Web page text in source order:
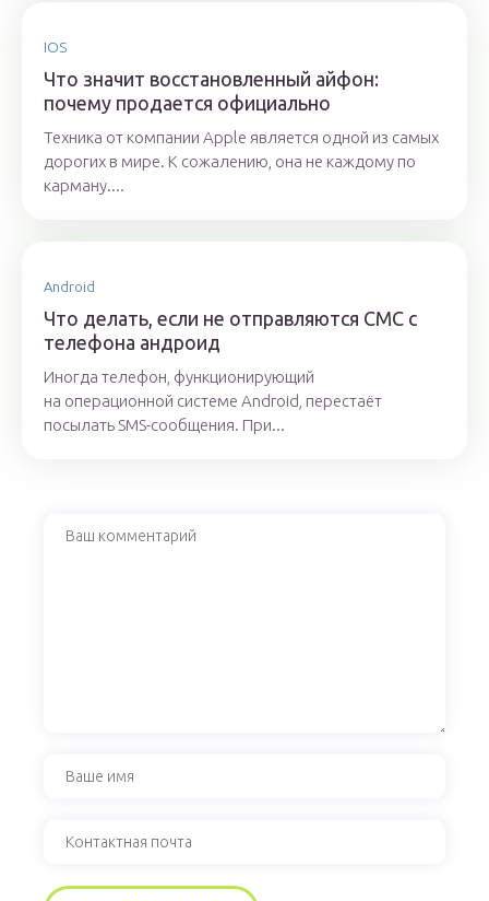
IOS
Что значит восстановленный айфон:
почему продается официально
Техника от компании Apple является одной из самых
дорогих в мире. К сожалению, она не каждому по
карману....
Android
Что делать, если не отправляются СМС с
телефона андроид
Иногда телефон, функционирующий
на операционной системе Android, перестаёт
посылать SMS-сообщения. При...